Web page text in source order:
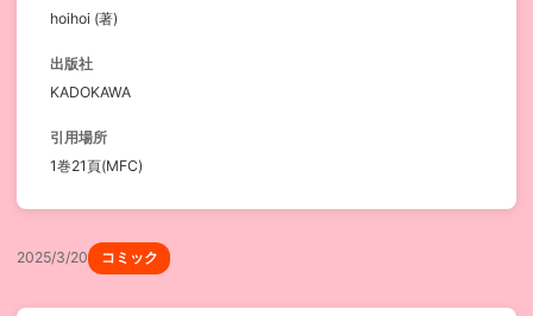
hoihoi (著)
出版社
KADOKAWA
引用場所
1巻21頁(MFC)
2025/3/20 コミック